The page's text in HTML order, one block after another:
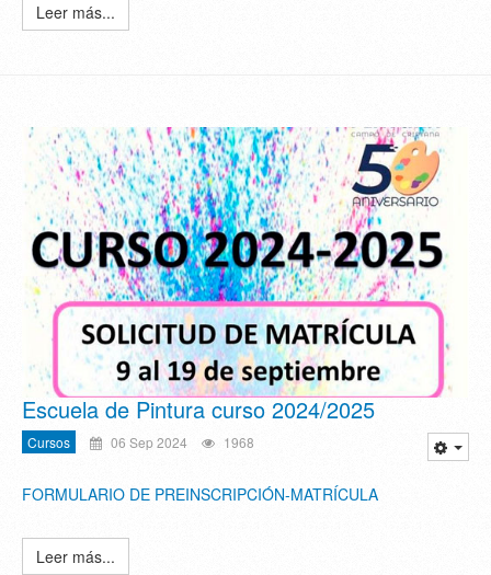
Leer más...
Escuela de Pintura curso 2024/2025
Cursos 06 Sep 2024 1968
FORMULARIO DE PREINSCRIPCIÓN-MATRÍCULA
Leer más...